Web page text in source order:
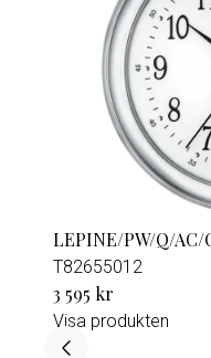
LEPINE/PW/Q/AC/
T82655012
3 595 kr
Visa produkten